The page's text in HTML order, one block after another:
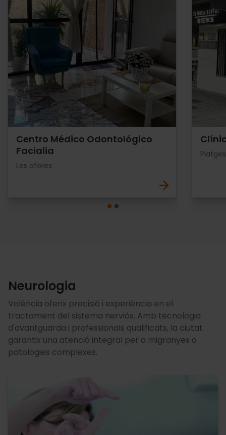
Centro Médico Odontológico
Facialia
Les afores
Neurologia
València oferix precisió i experiència en el
tractament del sistema nerviós. Amb tecnologia
d'avantguarda i professionals qualificats, la ciutat
garantix una atenció integral per a migranyes o
patologies complexes.